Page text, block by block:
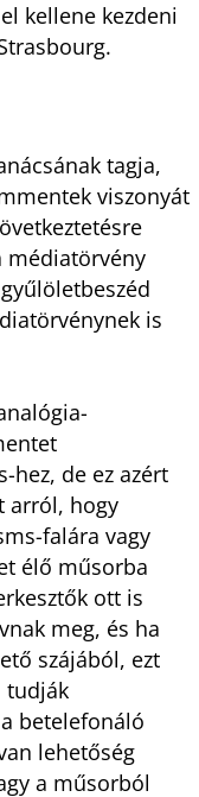
kellene kezdeni
tagja,
viszonyát
médiatörvény
is
de ez azért
arról, hogy
falára vagy
élő műsorba
ott is
meg, és ha
szájából, ezt
tudják
betelefonáló
lehetőség
a műsorból